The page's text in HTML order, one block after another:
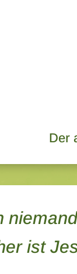
Der
ist